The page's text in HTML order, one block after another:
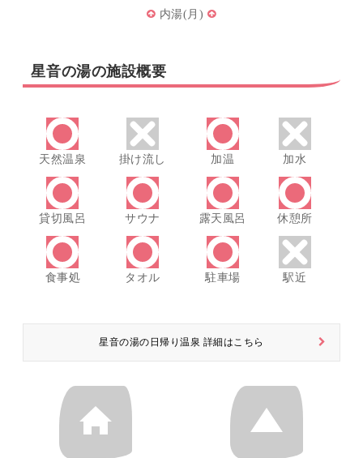
内湯(月)
星音の湯の施設概要
天然温泉 掛け流し 加温 加水
貸切風呂 サウナ 露天風呂 休憩所
食事処 タオル 駐車場 駅近
星音の湯の日帰り温泉 詳細はこちら